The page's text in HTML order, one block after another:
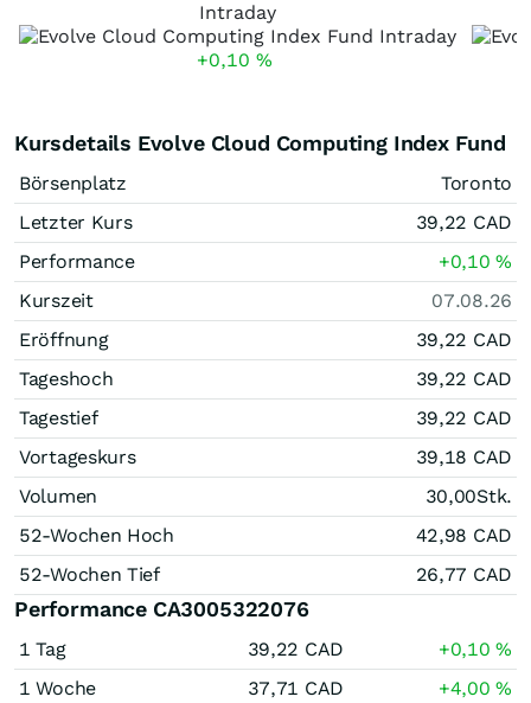
Intraday
+0,10 %
Kursdetails Evolve Cloud Computing Index Fund
Börsenplatz
Toronto
Letzter Kurs
39,22 CAD
Performance
+0,10%
Kurszeit
07.08.26
Eröffnung
39,22 CAD
Tageshoch
39,22 CAD
Tagestief
39,22 CAD
Vortageskurs
39,18 CAD
Volumen
30,00Stk.
52-Wochen Hoch
42,98 CAD
52-Wochen Tief
26,77 CAD
Performance CA3005322076
1 Tag 39,22 CAD +0,10%
1 Woche
37,71 CAD +4,00%